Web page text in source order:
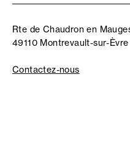
Rte de Chaudron en
49110 Montrevault-sur-Èvre
Contactez-nous